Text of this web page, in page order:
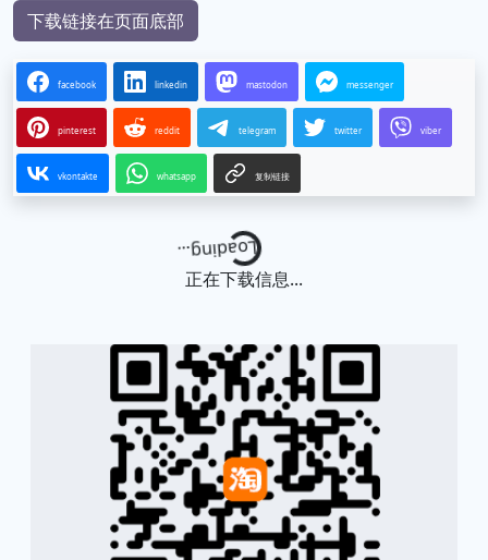
下载链接在页面底部
facebook linkedin mastodon messenger
pinterest reddit telegram twitter viber
vkontakte whatsapp 复制链接
Loading...
正在下载信息...